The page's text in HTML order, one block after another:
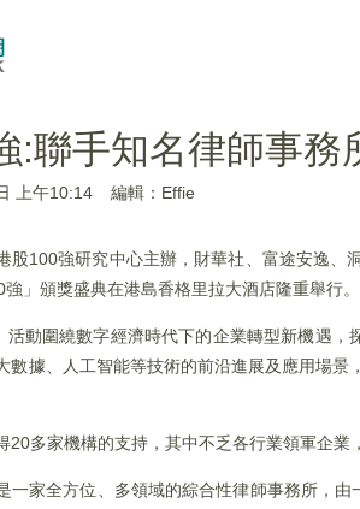
:聯手知名律師事務
上午10:14 編輯：Effie
股100強研究中心主辦，財華社、富途安逸
」頒獎盛典在港島香格里拉大酒店隆重舉行。
活動圍繞數字經濟時代下的企業轉型新機遇
數據、人工智能等技術的前沿進展及應用場
20多家機構的支持，其中不乏各行業領軍企
一家全方位、多領域的綜合性律師事務所，